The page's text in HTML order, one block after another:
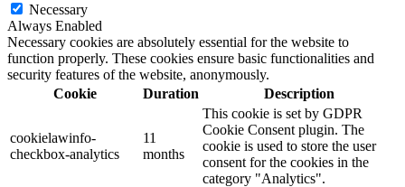
Necessary
Always Enabled
Necessary cookies are absolutely essential for the website to
function properly. These cookies ensure basic functionalities and
security features of the website, anonymously.
Cookie
Duration Description
cookielawinfo-
checkbox-analytics
11
months
This cookie is set by GDPR
Cookie Consent plugin. The
cookie is used to store the user
consent for the cookies in the
category "Analytics".